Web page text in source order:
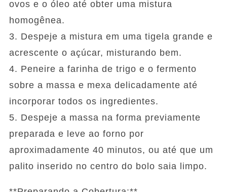
ovos e o óleo até obter uma mistura
homogênea.
3. Despeje a mistura em uma tigela grande e
acrescente o açúcar, misturando bem.
4. Peneire a farinha de trigo e o fermento
sobre a massa e mexa delicadamente até
incorporar todos os ingredientes.
5. Despeje a massa na forma previamente
preparada e leve ao forno por
aproximadamente 40 minutos, ou até que um
palito inserido no centro do bolo saia limpo.